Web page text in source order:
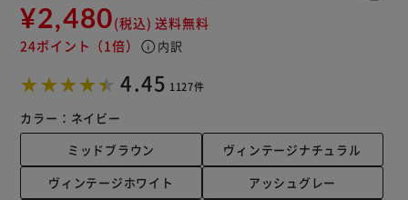
¥2,480(税込) 送料無料
24ポイント （1倍） info 内訳
4.45 1127件
カラー： ネイビー
ミッドブラウン
ヴィンテージナチュラル
ヴィンテージホワイト
アッシュグレー